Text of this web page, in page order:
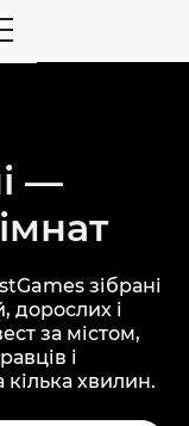
—
зібрані
дорослих і
за містом,
і
хвилин.